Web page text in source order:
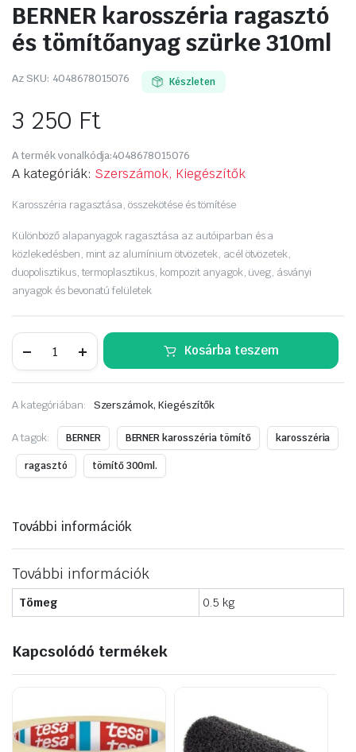
BERNER karosszéria ragasztó
és tömítőanyag szürke 310ml
Az SKU: 4048678015076 Készleten
3 250 Ft
A termék vonalkódja:4048678015076
A kategóriák: Szerszámok, Kiegészítők
Karosszéria ragasztása, összekötése és tömítése
Különböző alapanyagok ragasztása az autóiparban és a
közlekedésben, mint az alumínium ötvözetek, acél ötvözetek,
duopolisztikus, termoplasztikus, kompozit anyagok, üveg, ásványi
anyagok és bevonatú felületek
karosszéria
és
szürke
mennyiség
Kosárba teszem
A kategóriában: Szerszámok, Kiegészítők
A tagok: BERNER BERNER karosszéria tömítő karosszéria
ragasztó tömítő 300ml.
További információk
További információk
Tömeg 0.5 kg
Kapcsolódó termékek